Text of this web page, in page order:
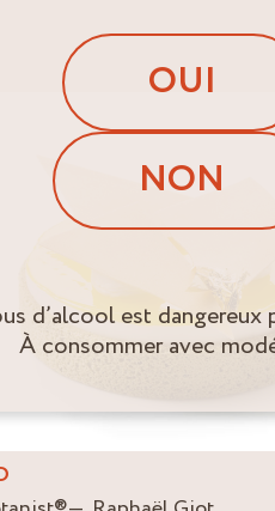
OUI
NON
d’alcool est dangereux
À consommer avec